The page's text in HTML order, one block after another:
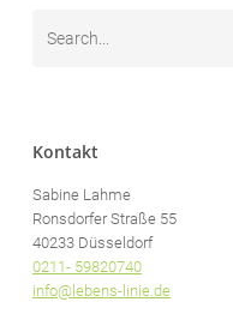
Kontakt
Sabine Lahme
Ronsdorfer Straße 55
40233 Düsseldorf
0211- 59820740
info@lebens-linie.de